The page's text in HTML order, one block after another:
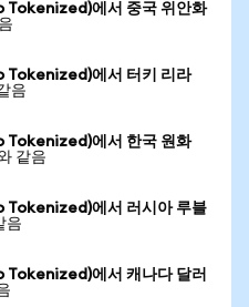
Tokenized)에서 중국 위안화
Tokenized)에서 터키 리라
음
Tokenized)에서 한국 원화
같음
Tokenized)에서 러시아 루블
음
Tokenized)에서 캐나다 달러